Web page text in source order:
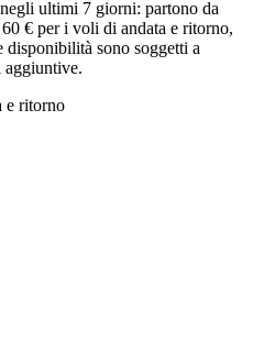
ultimi 7 giorni: partono da
€ per i voli di andata e ritorno,
sono soggetti a
e ritorno